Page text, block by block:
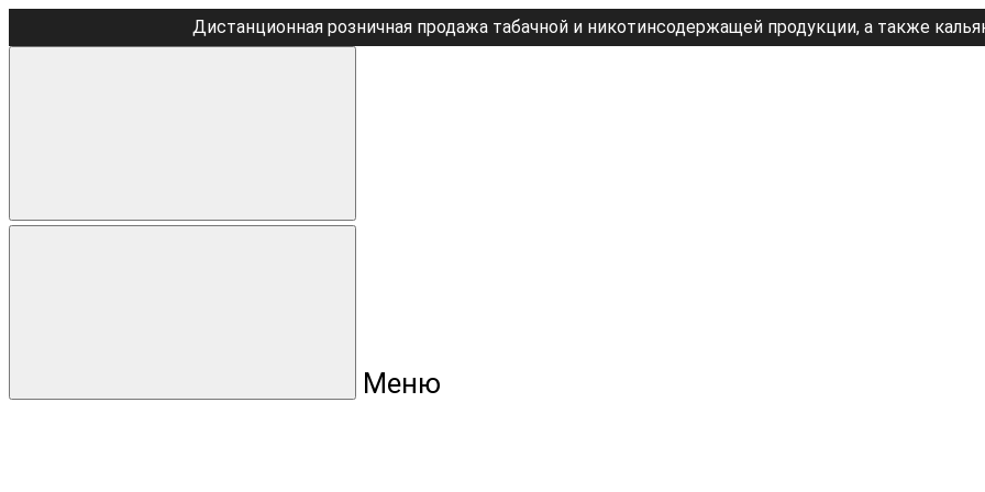
Дистанционная розничная продажа табачной и никотинсодержащей продукции, а также
Меню